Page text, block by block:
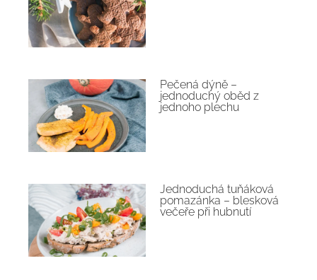
Pečená dýně –
jednoduchý oběd z
jednoho plechu
Jednoduchá tuňáková
pomazánka – blesková
večeře při hubnutí